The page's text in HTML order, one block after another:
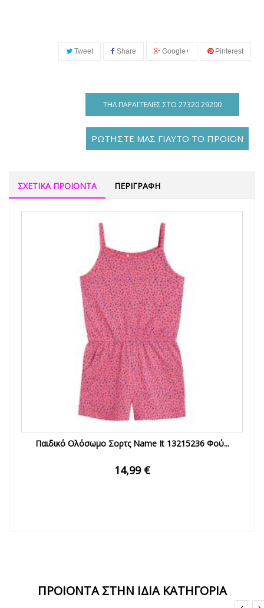
Tweet Share Google+ Pinterest
ΤΗΛ ΠΑΡΑΓΓΕΛΊΕΣ ΣΤΟ 27320 29200
ΡΩΤΗΣΤΕ ΜΑΣ ΓΙΑΥΤΟ ΤΟ ΠΡΟΪΟΝ
ΣΧΕΤΙΚΑ ΠΡΟΙΟΝΤΑ ΠΕΡΙΓΡΑΦΗ
Παιδικό Ολόσωμο Σορτς Name It 13215236 Φού...
14,99 €
ΠΡΟΙΟΝΤΑ ΣΤΗΝ ΙΔΙΑ ΚΑΤΗΓΟΡΙΑ